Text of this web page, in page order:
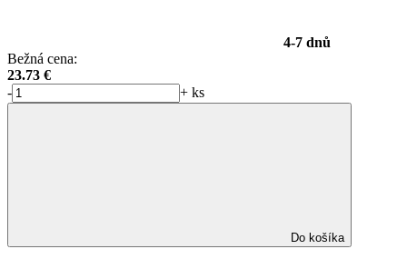
4-7 dnů
Bežná cena:
23.73 €
-
+ ks
Do košíka